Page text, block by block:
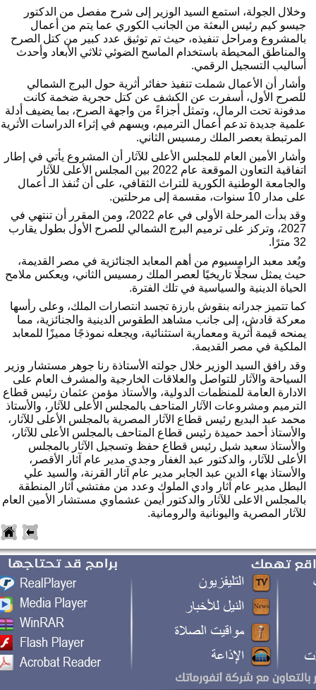
وخلال الجولة، استمع السيد الوزير إلى شرح مفصل من الدكتور
جيسو كيم رئيس البعثة من الجانب الكوري عما يتم من أعمال
بالمشروع ومراحل تنفيذه، حيث تم توثيق عدد كبير من كتل الصرح
والمناطق المحيطة باستخدام الماسح الضوئي ثلاثي الأبعاد وأحدث
التسجيل الرقمي.
وأشار أن الأعمال شملت تنفيذ حفائر أثرية حول البرج الشمالي
للصرح الأول، أسفرت عن الكشف عن كتل حجرية ضخمة كانت
مدفونة تحت الرمال، وتمثل أجزاءً من واجهة الصرح، بما يضيف أدلة
علمية جديدة تدعم أعمال الترميم، ويسهم في إثراء الدراسات الأثرية
بعصر الملك رمسيس الثاني.
وأشار الأمين العام للمجلس الأعلى للآثار أن المشروع يأتي في إطار
اتفاقية التعاون الموقعة عام 2022 بين المجلس الأعلى للآثار
والجامعة الوطنية الكورية للتراث الثقافي، على أن تُنفذ الـ أعمال
10 سنوات، مقسمة إلى مرحلتين.
وقد بدأت المرحلة الأولى في عام 2022، ومن المقرر أن تنتهي في
ويُعد معبد الرامسيوم من أهم المعابد الجنائزية في مصر القديمة،
حيث يمثل سجلًا تاريخيًا لعصر الملك رمسيس الثاني، ويعكس ملامح
الدينية والسياسية في تلك الفترة.
كما تتميز جدرانه بنقوش بارزة تجسد انتصارات الملك، وعلى رأسها
معركة قادش، إلى جانب مشاهد الطقوس الدينية والجنائزية، مما
يمنحه قيمة أثرية ومعمارية استثنائية، ويجعله نموذجًا مميزًا للمعابد
في مصر القديمة.
وقد رافق السيد الوزير خلال جولته الأستاذة رنا جوهر مستشار وزير
السياحة والآثار للتواصل والعلاقات الخارجية والمشرف العام على
الادارة العامة للمنظمات الدولية، والأستاذ مؤمن عثمان رئيس قطاع
الترميم ومشروعات الآثار المتاحف بالمجلس الأعلى للآثار، والأستاذ
محمد عبد البديع رئيس قطاع الآثار المصرية بالمجلس الأعلى للآثار،
والأستاذ أحمد حميدة رئيس قطاع المتاحف بالمجلس الأعلى للآثار،
والأستاذ سعيد شبل رئيس قطاع حفظ وتسجيل الآثار بالمجلس
الأعلى للآثار، والدكتور عبد الغفار وجدي مدير عام آثار الأقصر،
والأستاذ بهاء الدين عبد الجابر مدير عام آثار القرنة، والسيد علي
البطل مدير عام آثار وادي الملوك وعدد من مفتشي آثار المنطقة
بالمجلس الاعلى للآثار والدكتور أيمن عشماوي مستشار الأمين العام
المصرية واليونانية والرومانية.